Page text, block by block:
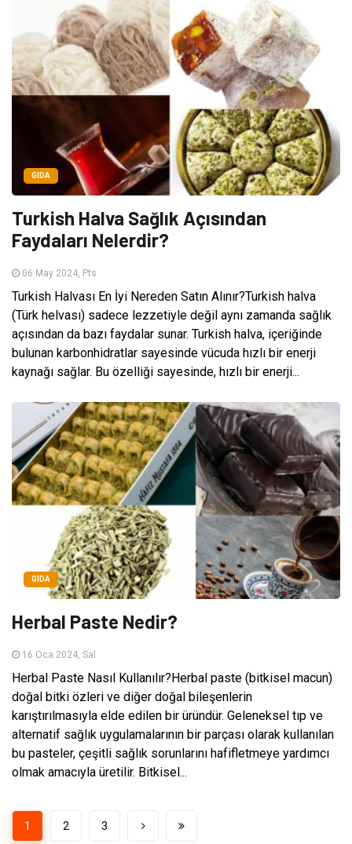
GIDA
Turkish Halva Sağlık Açısından
Faydaları Nelerdir?
06 May 2024, Pts
Turkish Halvası En İyi Nereden Satın Alınır?Turkish halva
(Türk helvası) sadece lezzetiyle değil aynı zamanda sağlık
açısından da bazı faydalar sunar. Turkish halva, içeriğinde
bulunan karbonhidratlar sayesinde vücuda hızlı bir enerji
kaynağı sağlar. Bu özelliği sayesinde, hızlı bir enerji...
GIDA
Herbal Paste Nedir?
16 Oca 2024, Sal
Herbal Paste Nasıl Kullanılır?Herbal paste (bitkisel macun)
doğal bitki özleri ve diğer doğal bileşenlerin
karıştırılmasıyla elde edilen bir üründür. Geleneksel tıp ve
alternatif sağlık uygulamalarının bir parçası olarak kullanılan
bu pasteler, çeşitli sağlık sorunlarını hafifletmeye yardımcı
olmak amacıyla üretilir. Bitkisel...
1 2 3